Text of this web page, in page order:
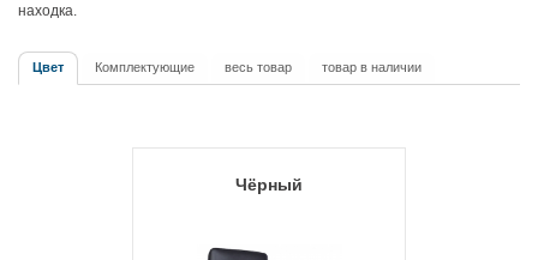
находка.
Цвет Комплектующие весь товар товар в наличии
Чёрный